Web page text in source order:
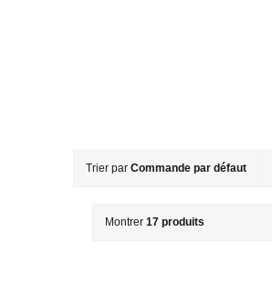
Trier par Commande par défaut
Montrer17 produits